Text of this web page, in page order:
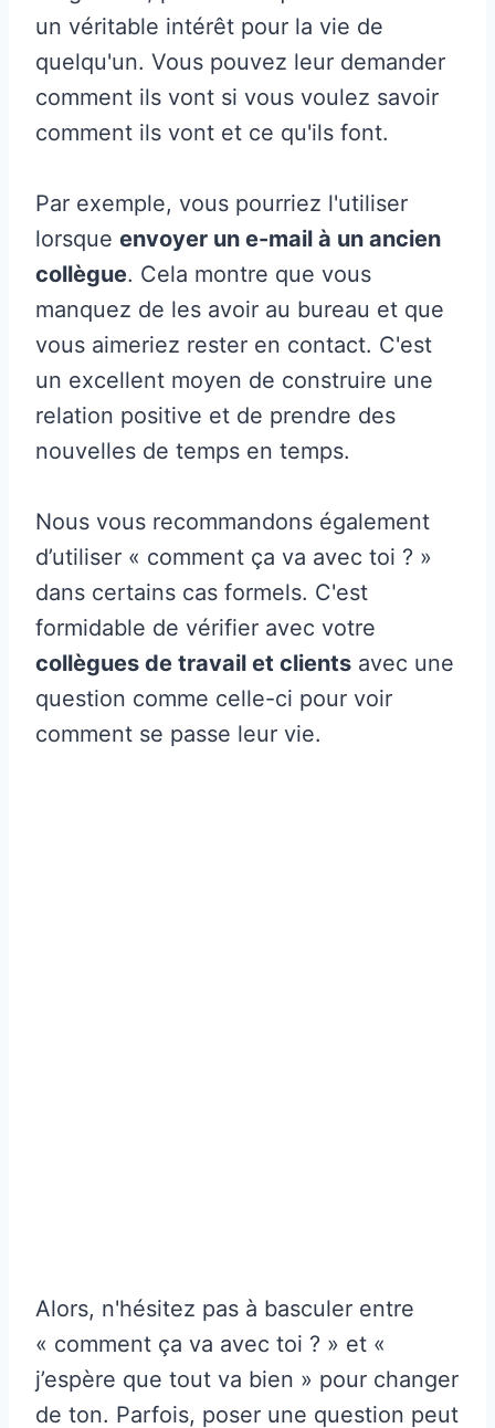
un véritable intérêt pour la vie de
quelqu'un. Vous pouvez leur demander
comment ils vont si vous voulez savoir
comment ils vont et ce qu'ils font.
Par exemple, vous pourriez l'utiliser
lorsque envoyer un e-mail à un ancien
collègue. Cela montre que vous
manquez de les avoir au bureau et que
vous aimeriez rester en contact. C'est
un excellent moyen de construire une
relation positive et de prendre des
nouvelles de temps en temps.
Nous vous recommandons également
d’utiliser « comment ça va avec toi ? »
dans certains cas formels. C'est
formidable de vérifier avec votre
collègues de travail et clients avec une
question comme celle-ci pour voir
comment se passe leur vie.
Alors, n'hésitez pas à basculer entre
« comment ça va avec toi ? » et «
j’espère que tout va bien » pour changer
de ton. Parfois, poser une question peut